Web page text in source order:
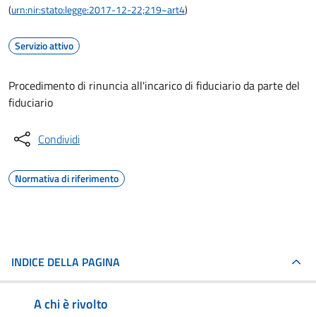
(urn:nir:stato:legge:2017-12-22;219~art4)
Servizio attivo
Procedimento di rinuncia all'incarico di fiduciario da parte del
fiduciario
Condividi
Normativa di riferimento
INDICE DELLA PAGINA
A chi è rivolto